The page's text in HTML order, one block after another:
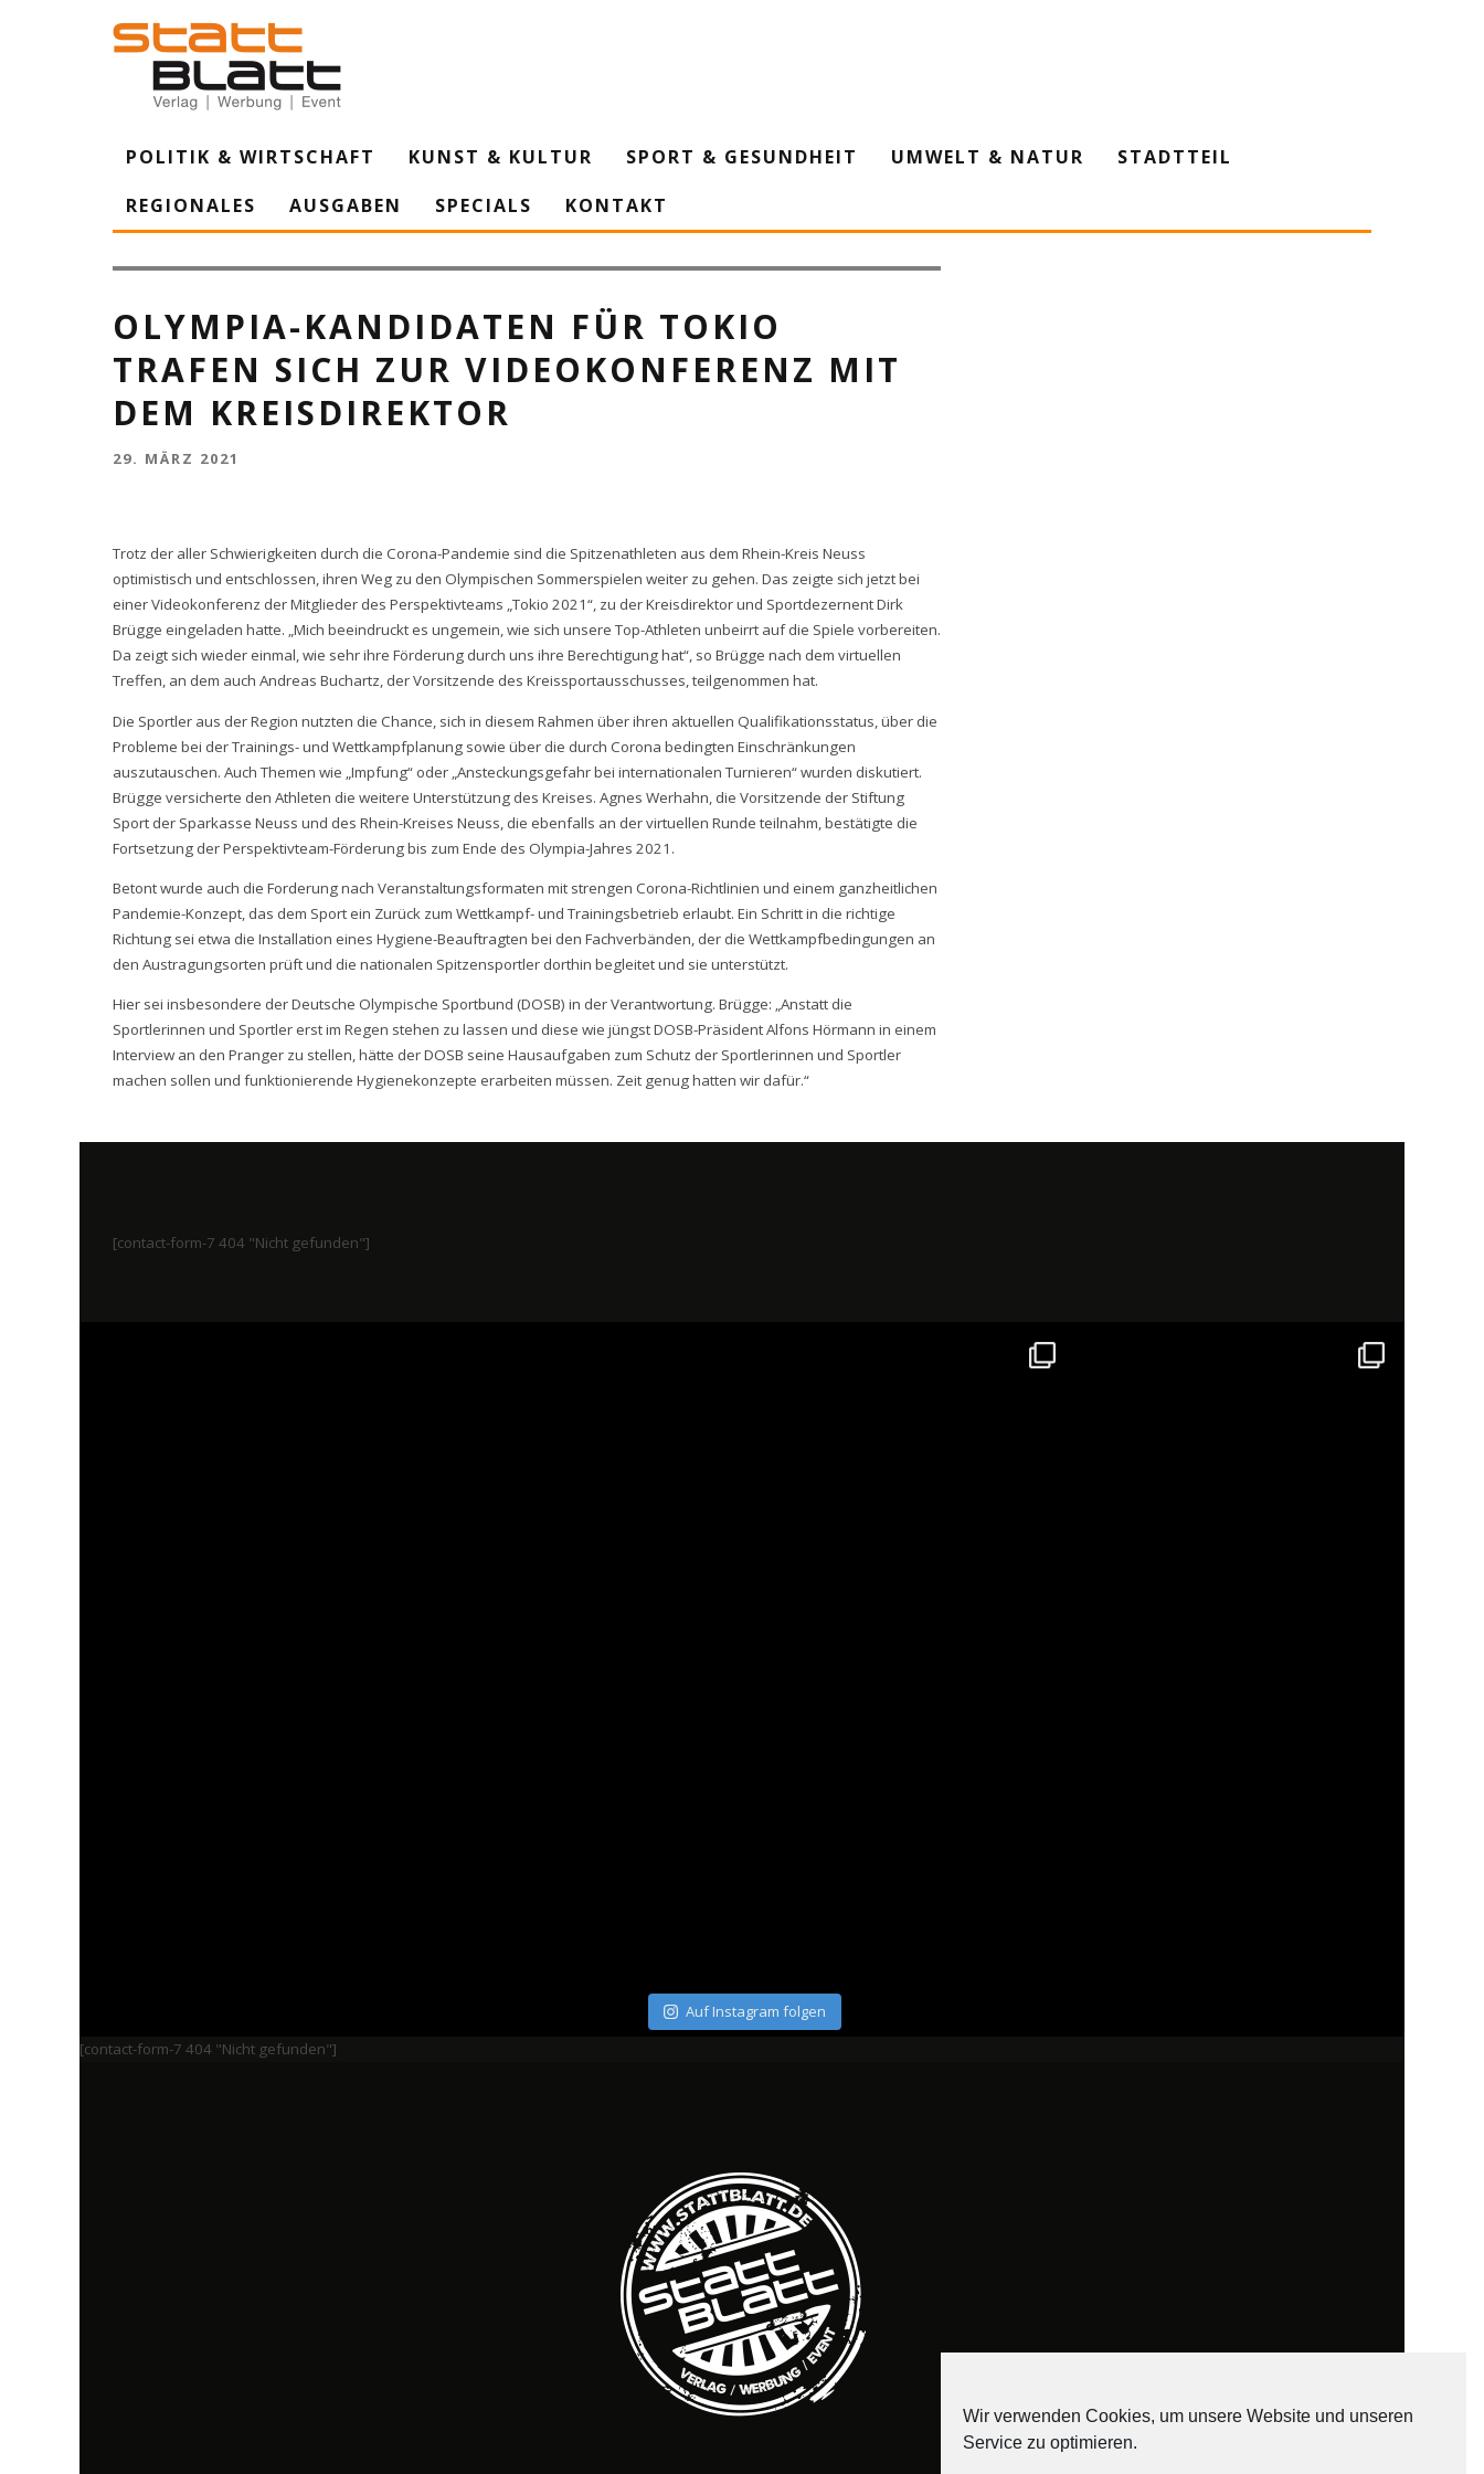
POLITIK & WIRTSCHAFT KUNST & KULTUR SPORT & GESUNDHEIT UMWELT & NATUR
STADTTEIL
REGIONALES
AUSGABEN SPECIALS KONTAKT
OLYMPIA-KANDIDATEN FÜR TOKIO
TRAFEN SICH ZUR VIDEOKONFERENZ MIT
DEM KREISDIREKTOR
29. MÄRZ 2021
Trotz der aller Schwierigkeiten durch die Corona-Pandemie sind die Spitzenathleten aus dem Rhein-Kreis Neuss
optimistisch und entschlossen, ihren Weg zu den Olympischen Sommerspielen weiter zu gehen. Das zeigte sich jetzt bei
einer Videokonferenz der Mitglieder des Perspektivteams „Tokio 2021“, zu der Kreisdirektor und Sportdezernent Dirk
Brügge eingeladen hatte. „Mich beeindruckt es ungemein, wie sich unsere Top-Athleten unbeirrt auf die Spiele vorbereiten.
Da zeigt sich wieder einmal, wie sehr ihre Förderung durch uns ihre Berechtigung hat“, so Brügge nach dem virtuellen
Treffen, an dem auch Andreas Buchartz, der Vorsitzende des Kreissportausschusses, teilgenommen hat.
Die Sportler aus der Region nutzten die Chance, sich in diesem Rahmen über ihren aktuellen Qualifikationsstatus, über die
Probleme bei der Trainings- und Wettkampfplanung sowie über die durch Corona bedingten Einschränkungen
auszutauschen. Auch Themen wie „Impfung“ oder „Ansteckungsgefahr bei internationalen Turnieren“ wurden diskutiert.
Brügge versicherte den Athleten die weitere Unterstützung des Kreises. Agnes Werhahn, die Vorsitzende der Stiftung
Sport der Sparkasse Neuss und des Rhein-Kreises Neuss, die ebenfalls an der virtuellen Runde teilnahm, bestätigte die
Fortsetzung der Perspektivteam-Förderung bis zum Ende des Olympia-Jahres 2021.
Betont wurde auch die Forderung nach Veranstaltungsformaten mit strengen Corona-Richtlinien und einem ganzheitlichen
Pandemie-Konzept, das dem Sport ein Zurück zum Wettkampf- und Trainingsbetrieb erlaubt. Ein Schritt in die richtige
Richtung sei etwa die Installation eines Hygiene-Beauftragten bei den Fachverbänden, der die Wettkampfbedingungen an
den Austragungsorten prüft und die nationalen Spitzensportler dorthin begleitet und sie unterstützt.
Hier sei insbesondere der Deutsche Olympische Sportbund (DOSB) in der Verantwortung. Brügge: „Anstatt die
Sportlerinnen und Sportler erst im Regen stehen zu lassen und diese wie jüngst DOSB-Präsident Alfons Hörmann in einem
Interview an den Pranger zu stellen, hätte der DOSB seine Hausaufgaben zum Schutz der Sportlerinnen und Sportler
machen sollen und funktionierende Hygienekonzepte erarbeiten müssen. Zeit genug hatten wir dafür.“
[contact-form-7 404 "Nicht gefunden"]
Auf Instagram folgen
[contact-form-7 404 "Nicht gefunden"]
Wir verwenden Cookies, um unsere Website und unseren
Service zu optimieren.